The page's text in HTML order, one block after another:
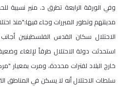
وفي الورقة الرابعة تطرق د. منير نسيبة
الاحتلال سكان القدس الفلسطينيين
استحدثت دولة الاحتلال طرقاً لإلغاء
خارج البلاد لفترات محددة، ومرت بمعيار
سلطات الاحتلال أنه لا يسكن في المناطق